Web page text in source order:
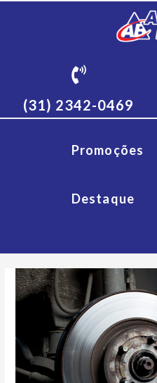
(31) 2342-0469
Promoções
Destaque